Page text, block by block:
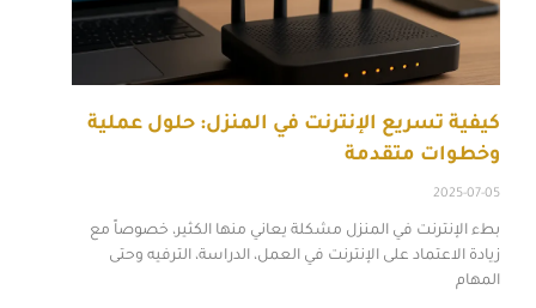
كيفية تسريع الإنترنت في المنزل: حلول عملية
وخطوات متقدمة
2025-07-05
بطء الإنترنت في المنزل مشكلة يعاني منها الكثير، خصوصاً مع
زيادة الاعتماد على الإنترنت في العمل، الدراسة، الترفيه وحتى
المهام